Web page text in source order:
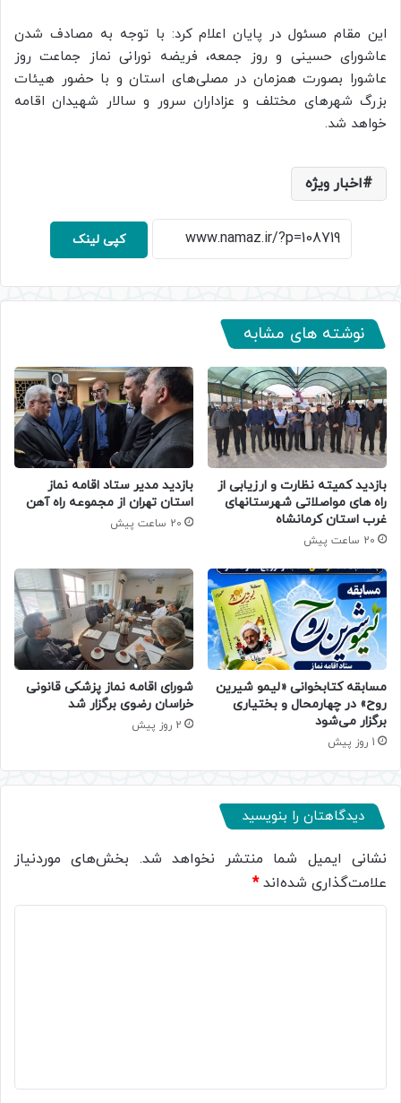
این مقام مسئول در پایان اعلام کرد: با توجه به مصادف شدن
عاشورای حسینی و روز جمعه، فریضه نورانی نماز جماعت روز
عاشورا بصورت همزمان در مصلی‌های استان و با حضور هیئات
بزرگ شهرهای مختلف و عزاداران سرور و سالار شهیدان اقامه
خواهد شد.
اخبار ویژه
کپی لینک
نوشته های مشابه
بازدید کمیته نظارت و ارزیابی از
راه های مواصلاتی شهرستانهای
غرب استان کرمانشاه
20 ساعت پیش
بازدید مدیر ستاد اقامه نماز
استان تهران از مجموعه راه آهن
20 ساعت پیش
مسابقه کتابخوانی «لیمو شیرین
روح» در چهارمحال و بختیاری
برگزار می‌شود
1 روز پیش
شورای اقامه نماز پزشکی قانونی
خراسان رضوی برگزار شد
2 روز پیش
دیدگاهتان را بنویسید
نشانی ایمیل شما منتشر نخواهد شد. بخش‌های موردنیاز
علامت‌گذاری شده‌اند*